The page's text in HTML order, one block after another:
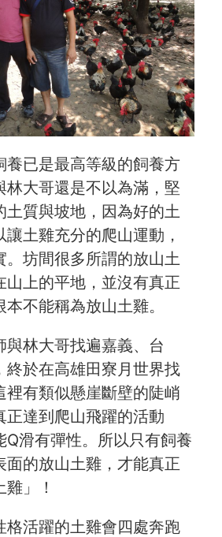
已是最高等級的飼養方
林大哥還是不以為滿，堅
土質與坡地，因為好的土
土雞充分的爬山運動，
。坊間很多所謂的放山土
山上的平地，並沒有真正
不能稱為放山土雞。
林大哥找遍嘉義、台
終於在高雄田寮月世界找
裡有類似懸崖斷壁的陡峭
正達到爬山飛躍的活動
Q滑有彈性。所以只有飼養
面的放山土雞，才能真正
」！
活躍的土雞會四處奔跑